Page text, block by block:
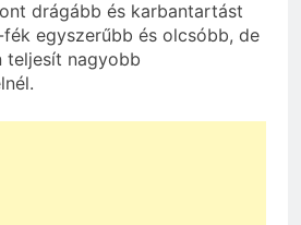
drágább és karbantartást
fék egyszerűbb és olcsóbb, de
teljesít nagyobb